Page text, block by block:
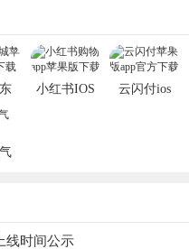
小红书IOS
云闪付ios
线时间公示